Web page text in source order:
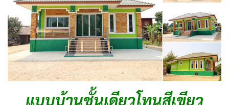
แบบบ้านชั้นเดียวโทนสีเขียว